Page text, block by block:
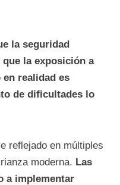
la seguridad
la exposición a
realidad es
de dificultades lo
reflejado en múltiples
moderna. Las
a implementar